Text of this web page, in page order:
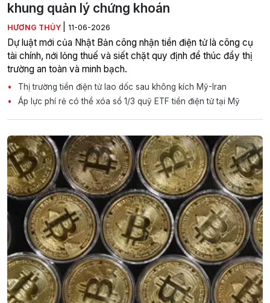
khung quản lý chứng khoán
HƯƠNG THỦY 11-06-2026
Dự luật mới của Nhật Bản công nhận tiền điện tử là công cụ
tài chính, nới lỏng thuế và siết chặt quy định để thúc đẩy thị
trường an toàn và minh bạch.
Thị trường tiền điện tử lao dốc sau không kích Mỹ-Iran
Áp lực phí rẻ có thể xóa sổ 1/3 quỹ ETF tiền điện tử tại Mỹ